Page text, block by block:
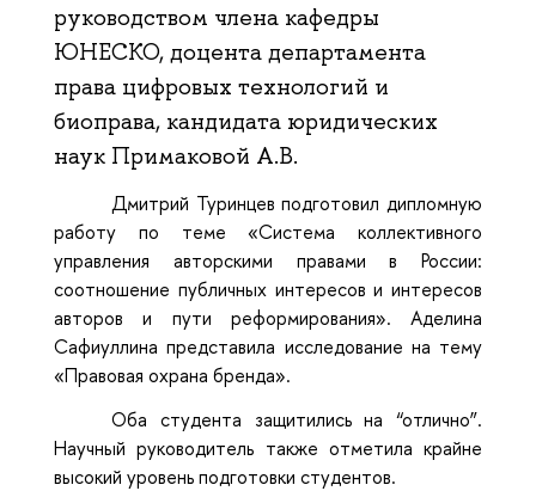
руководством члена кафедры
ЮНЕСКО, доцента департамента
права цифровых технологий и
биоправа, кандидата юридических
наук Примаковой А.В.
Дмитрий Туринцев подготовил дипломную
работу по теме «Система коллективного
управления авторскими правами в России:
соотношение публичных интересов и интересов
авторов и пути реформирования». Аделина
Сафиуллина представила исследование на тему
«Правовая охрана бренда».
Оба студента защитились на “отлично”.
Научный руководитель также отметила крайне
высокий уровень подготовки студентов.